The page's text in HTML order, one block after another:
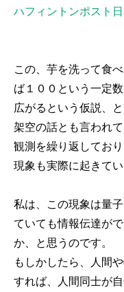
ハフィントンポスト
この、芋を洗って食
ば１００という一定
広がるという仮説、
架空の話とも言われ
観測を繰り返してお
現象も実際に起きてい
私は、この現象は量
ていても情報伝達が
か、と思うのです。
もしかしたら、人間
すれば、人間同士が